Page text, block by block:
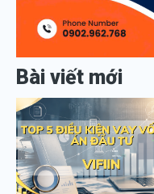
Bài viết mới